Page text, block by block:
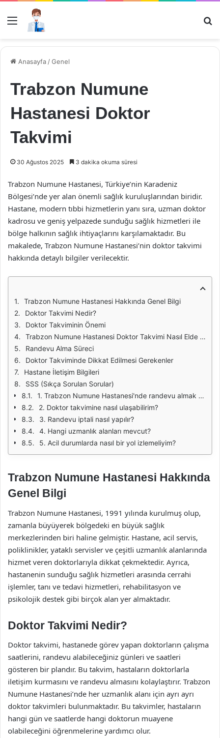
Menü
Anasayfa /Genel
Trabzon Numune
Hastanesi Doktor
Takvimi
30 Ağustos 2025 3 dakika okuma süresi
Trabzon Numune Hastanesi, Türkiye’nin Karadeniz
Bölgesi’nde yer alan önemli sağlık kuruluşlarından biridir.
Hastane, modern tıbbi hizmetlerin yanı sıra, uzman doktor
kadrosu ve geniş yelpazede sunduğu sağlık hizmetleri ile
bölge halkının sağlık ihtiyaçlarını karşılamaktadır. Bu
makalede, Trabzon Numune Hastanesi’nin doktor takvimi
hakkında detaylı bilgiler verilecektir.
Trabzon Numune Hastanesi Hakkında Genel Bilgi
Doktor Takvimi Nedir?
Doktor Takviminin Önemi
Trabzon Numune Hastanesi Doktor Takvimi Nasıl Elde Edilir?
Randevu Alma Süreci
Doktor Takviminde Dikkat Edilmesi Gerekenler
Hastane İletişim Bilgileri
SSS (Sıkça Sorulan Sorular)
1. Trabzon Numune Hastanesi'nde randevu almak zor mu?
2. Doktor takvimine nasıl ulaşabilirim?
3. Randevu iptali nasıl yapılır?
4. Hangi uzmanlık alanları mevcut?
5. Acil durumlarda nasıl bir yol izlemeliyim?
Trabzon Numune Hastanesi Hakkında
Genel Bilgi
Trabzon Numune Hastanesi, 1991 yılında kurulmuş olup,
zamanla büyüyerek bölgedeki en büyük sağlık
merkezlerinden biri haline gelmiştir. Hastane, acil servis,
poliklinikler, yataklı servisler ve çeşitli uzmanlık alanlarında
hizmet veren doktorlarıyla dikkat çekmektedir. Ayrıca,
hastanenin sunduğu sağlık hizmetleri arasında cerrahi
işlemler, tanı ve tedavi hizmetleri, rehabilitasyon ve
psikolojik destek gibi birçok alan yer almaktadır.
Doktor Takvimi Nedir?
Doktor takvimi, hastanede görev yapan doktorların çalışma
saatlerini, randevu alabileceğiniz günleri ve saatleri
gösteren bir plandır. Bu takvim, hastaların doktorlarla
iletişim kurmasını ve randevu almasını kolaylaştırır. Trabzon
Numune Hastanesi’nde her uzmanlık alanı için ayrı ayrı
doktor takvimleri bulunmaktadır. Bu takvimler, hastaların
hangi gün ve saatlerde hangi doktorun muayene
olabileceğini öğrenmelerine yardımcı olur.